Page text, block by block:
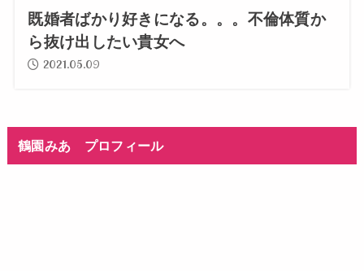
既婚者ばかり好きになる。。。不倫体質か
ら抜け出したい貴女へ
2021.05.09
鶴園みあ プロフィール